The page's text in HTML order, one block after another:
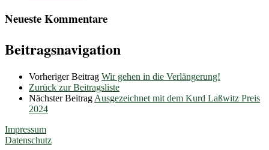
Neueste Kommentare
Beitragsnavigation
Vorheriger Beitrag Wir gehen in die Verlängerung!
Zurück zur Beitragsliste
Nächster Beitrag Ausgezeichnet mit dem Kurd Laßwitz Preis
2024
Impressum
Datenschutz